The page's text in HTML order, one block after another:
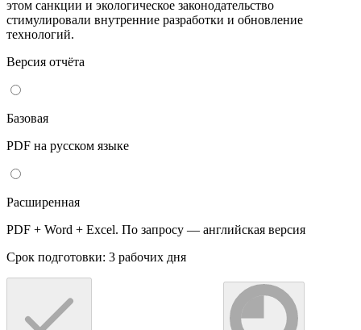
этом санкции и экологическое законодательство
стимулировали внутренние разработки и обновление
технологий.
Версия отчёта
Базовая
PDF на русском языке
Расширенная
PDF + Word + Excel. По запросу — английская версия
Срок подготовки: 3 рабочих дня